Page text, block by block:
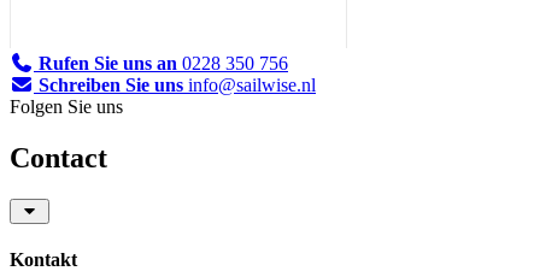
Rufen Sie uns an 0228 350 756
Schreiben Sie uns info@sailwise.nl
Folgen Sie uns
Contact
Kontakt